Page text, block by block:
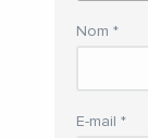
Nom *
E-mail *